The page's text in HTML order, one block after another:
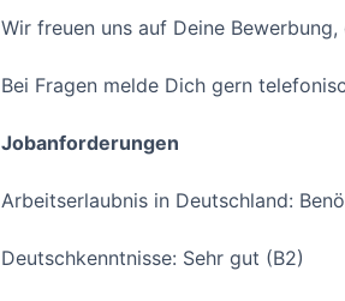
Wir freuen uns auf Deine
Bei Fragen melde Dich gern
Jobanforderungen
Arbeitserlaubnis in Deutschland:
Deutschkenntnisse: Sehr gut (B2)